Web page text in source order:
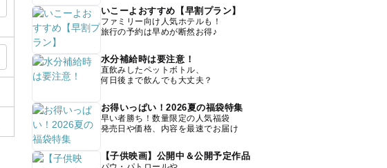
いこーよおすすめ【早割プラン】
ファミリー向け人気ホテルも！
旅行の予約は早めが断然お得♪
水分補給時は要注意！
直飲みしたペットボトル、
何日後まで飲んでも大丈夫？
お得いっぱい！2026夏の福袋特集
早い者勝ち！数量限定の人気福袋
発売日や価格、内容を最速でお届け
【子供映画】公開中＆公開予定作品